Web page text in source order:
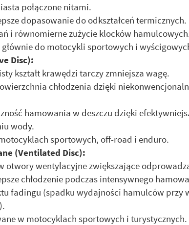
połączone nitami.
dopasowanie do odkształceń termicznych.
i równomierne zużycie klocków
głównie do motocykli sportowych i
Disc):
kształt krawędzi tarczy zmniejsza wagę.
chłodzenia dzięki
hamowania w deszczu dzięki
wody.
sportowych, off-road i enduro.
(Ventilated Disc):
otwory wentylacyjne zwiększające
chłodzenie podczas intensywnego
fadingu (spadku wydajności hamulców przy
w motocyklach sportowych i turystycznych.